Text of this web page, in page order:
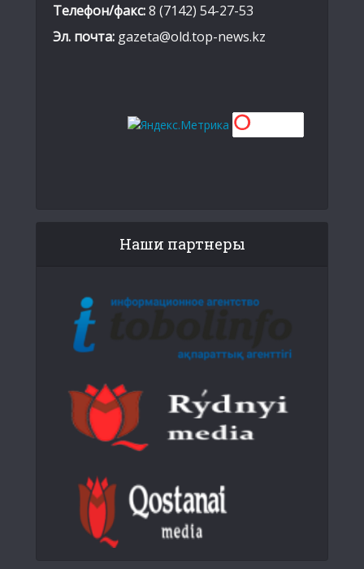
Телефон/факс:8 (7142) 54-27-53
Эл. почта: gazeta@old.top-news.kz
Наши партнеры